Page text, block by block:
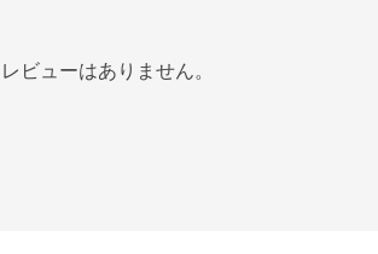
レビューはありません。